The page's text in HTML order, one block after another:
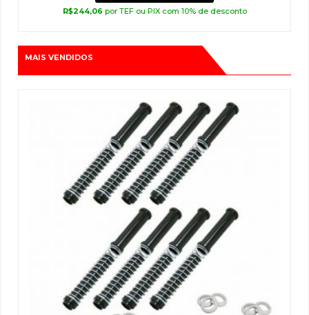
R$244,06 por TEF ou PIX com 10% de desconto
MAIS VENDIDOS
preço
original
era:
R$322,55.
preço
atual